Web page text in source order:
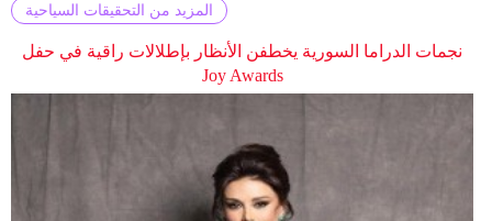
المزيد من التحقيقات السياحية
نجمات الدراما السورية يخطفن الأنظار بإطلالات راقية في حفل
Joy Awards